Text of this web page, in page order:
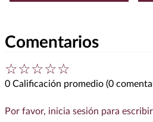
Comentarios
☆☆☆☆☆
0 Calificación promedio (0
Por favor, inicia sesión para